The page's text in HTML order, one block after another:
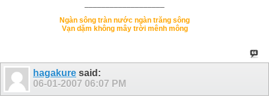
Ngàn sông tràn nước ngàn trăng sông
Vạn dặm không mây trời mênh mông
hagakure said:
06-01-2007 06:07 PM